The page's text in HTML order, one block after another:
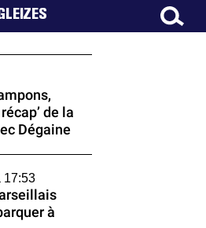
de la
Dégaine
17:53
à